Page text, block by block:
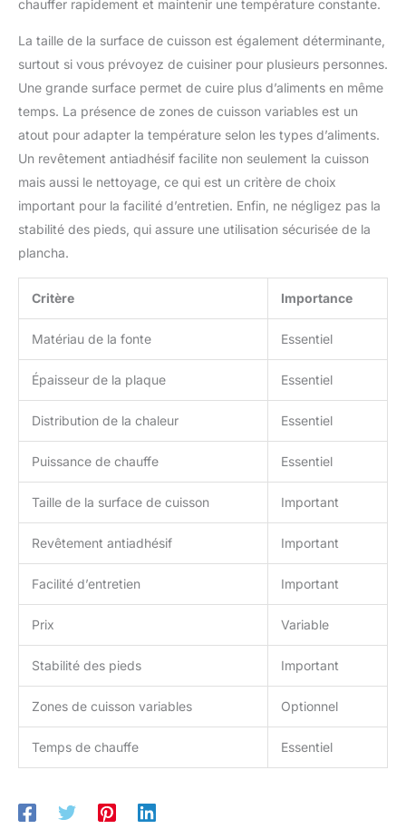
chauffer rapidement et maintenir une température constante.
La taille de la surface de cuisson est également déterminante,
surtout si vous prévoyez de cuisiner pour plusieurs personnes.
Une grande surface permet de cuire plus d’aliments en même
temps. La présence de zones de cuisson variables est un
atout pour adapter la température selon les types d’aliments.
Un revêtement antiadhésif facilite non seulement la cuisson
mais aussi le nettoyage, ce qui est un critère de choix
important pour la facilité d’entretien. Enfin, ne négligez pas la
stabilité des pieds, qui assure une utilisation sécurisée de la
plancha.
Critère Importance
Matériau de la fonte Essentiel
Épaisseur de la plaque Essentiel
Distribution de la chaleur Essentiel
Puissance de chauffe Essentiel
Taille de la surface de cuisson Important
Revêtement antiadhésif Important
Facilité d’entretien Important
Prix Variable
Stabilité des pieds Important
Zones de cuisson variables Optionnel
Temps de chauffe Essentiel